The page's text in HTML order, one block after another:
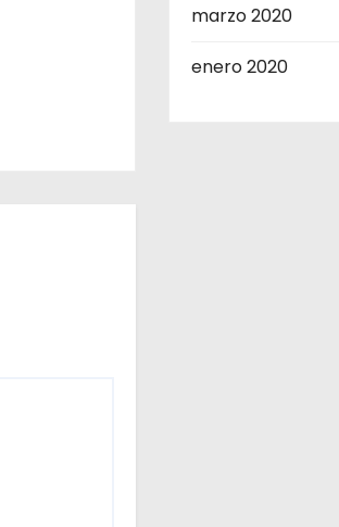
marzo 2020
enero 2020